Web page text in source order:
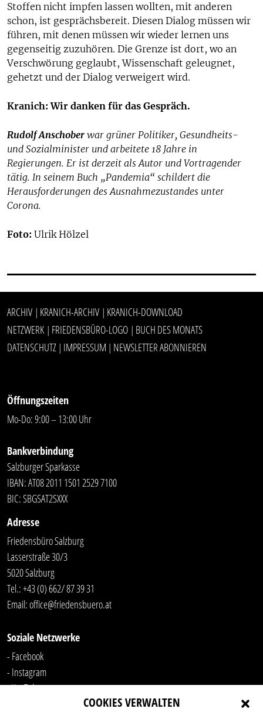
COOKIES VERWALTEN
Stoffen nicht impfen lassen wollten, mit anderen
schon, ist gesprächsbereit. Diesen Dialog müssen wir
führen, mit denen müssen wir wieder lernen uns
gegenseitig zuzuhören. Die Grenze ist dort, wo an
Verschwörung geglaubt, Wissenschaft geleugnet,
gehetzt und der Dialog verweigert wird.
Kranich: Wir danken für das Gespräch.
Rudolf Anschober war grüner Politiker, Gesundheits-
und Sozialminister und arbeitete 18 Jahre in
Regierungen. Er ist derzeit als Autor und Vortragender
tätig. In seinem Buch „Pandemia“ schildert die
Herausforderungen des Ausnahmezustandes unter
Corona.
Foto: Ulrik Hölzel
ARCHIV | KRANICH-ARCHIV | KRANICH-DOWNLOAD
NETZWERK | FRIEDENSBÜRO-LOGO | BUCH DES MONATS
DATENSCHUTZ | IMPRESSUM | NEWSLETTER ABONNIEREN
Öffnungszeiten
Mo-Do: 9:00 – 13:00 Uhr
Bankverbindung
Salzburger Sparkasse
IBAN: AT08 2011 1501 2529 7100
BIC: SBGSAT2SXXX
Adresse
Friedensbüro Salzburg
Lasserstraße 30/3
5020 Salzburg
Tel.:+43 (0) 662/ 87 39 31
Email:office@friedensbuero.at
Soziale Netzwerke
- Facebook
- Instagram
- YouTube